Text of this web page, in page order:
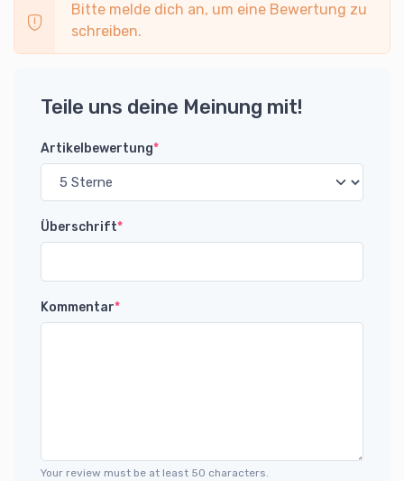
Bitte melde dich an, um eine Bewertung zu
schreiben.
Teile uns deine Meinung mit!
Artikelbewertung*
Überschrift*
Kommentar*
Your review must be at least 50 characters.